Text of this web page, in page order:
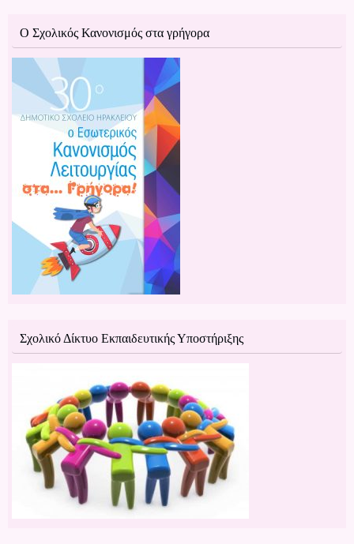
Ο Σχολικός Κανονισμός στα γρήγορα
Σχολικό Δίκτυο Εκπαιδευτικής Υποστήριξης